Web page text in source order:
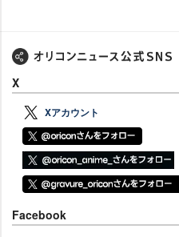
X
Xアカウント
Facebook